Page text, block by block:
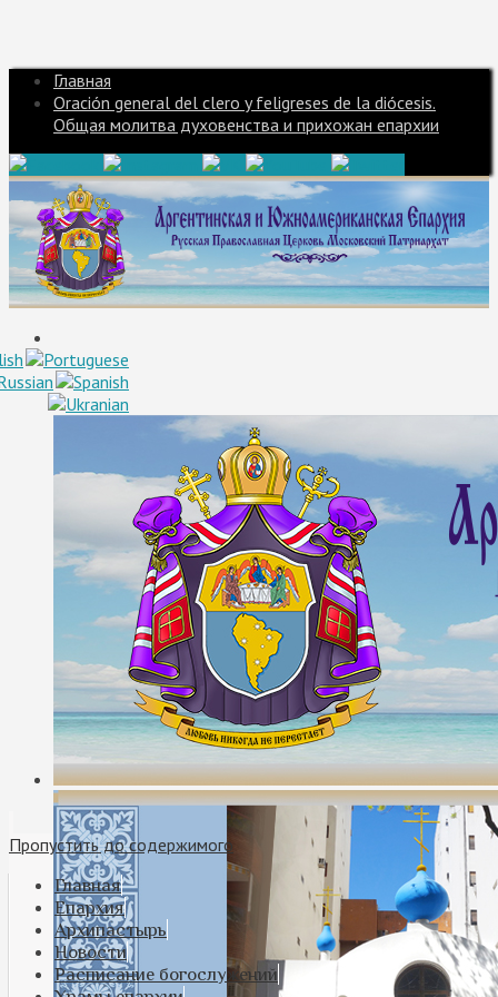
Главная
Oración general del clero y feligreses de la diócesis.
Общая молитва духовенства и прихожан епархии
Пропустить до содержимого
Главная
Епархия
Архипастырь
Новости
Расписание богослужений